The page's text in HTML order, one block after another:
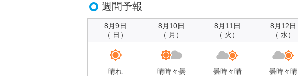
週間予報
8月9日
（ 日）
8月10日
（ 月）
8月11日
（ 火）
8月12日
（ 水）
晴れ
晴時々曇
曇時々晴
曇時々晴